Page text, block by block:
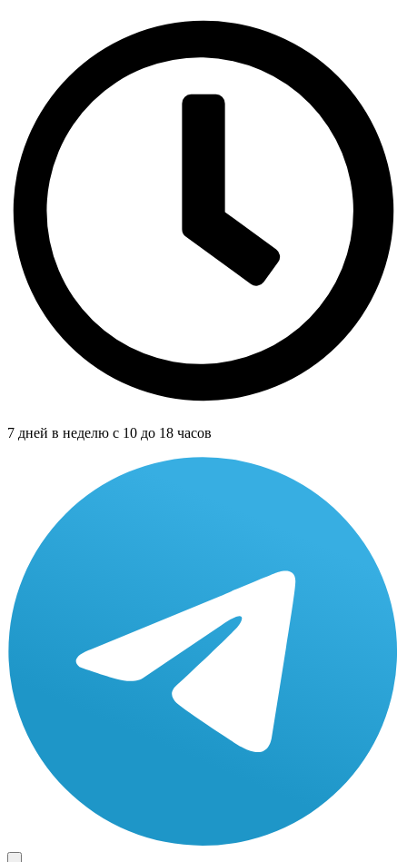
7 дней в неделю с 10 до 18 часов